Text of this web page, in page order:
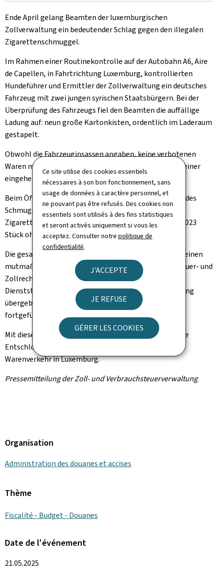
Ce site utilise des cookies essentiels
nécessaires à son bon fonctionnement, sans
usage de données à caractère personnel, et
ne pouvant pas être refusés. Des cookies non
essentiels sont utilisés à des fins statistiques
et seront activés uniquement si vous les
acceptez. Consulter notrepolitique de
confidentialité.
J'ACCEPTE
JE REFUSE
GÉRER LES COOKIES
Ende April gelang Beamten der luxemburgischen
Zollverwaltung ein bedeutender Schlag gegen den illegalen
Zigarettenschmuggel.
Im Rahmen einer Routinekontrolle auf der Autobahn A6, Aire
de Capellen, in Fahrtrichtung Luxemburg, kontrollierten
Hundeführer und Ermittler der Zollverwaltung ein deutsches
Fahrzeug mit zwei jungen syrischen Staatsbürgern. Bei der
Überprüfung des Fahrzeugs fiel den Beamten die auffällige
Ladung auf: neun große Kartonkisten, ordentlich im Laderaum
gestapelt.
Obwohl die Fahrzeuginsassen angaben, keine verbotenen
Waren mitzuführen, entschieden sich die Beamten zu einer
eingehenden Kontrolle.
Beim Öffnen der Kisten zeigte sich das wahre Ausmaß des
Schmuggels: 450 Stangen unversteuerte gefälschte
Zigaretten der Marke "Marlboro Gold" – insgesamt 90.023
Stück ohne Steuerbanderole.
Die gesamte Ware wurde sichergestellt. Da es sich um einen
mutmaßlichen Verstoß gegen das luxemburgische Steuer- und
Zollrecht handelt, wurde der Fall an die zuständige
Dienststelle des Akzisen Büros zur weiteren Bearbeitung
übergeben. Die Ermittlungen werden aktuell intern
fortgeführt.
Mit dieser Kontrolle unterstreicht der Zoll erneut seine
Entschlossenheit im Kampf gegen den illegalen
Warenverkehr in Luxemburg.
Pressemitteilung der Zoll- und Verbrauchsteuerverwaltung
Organisation
Administration des douanes et accises
Thème
Fiscalité - Budget - Douanes
Date de l'événement
21.05.2025